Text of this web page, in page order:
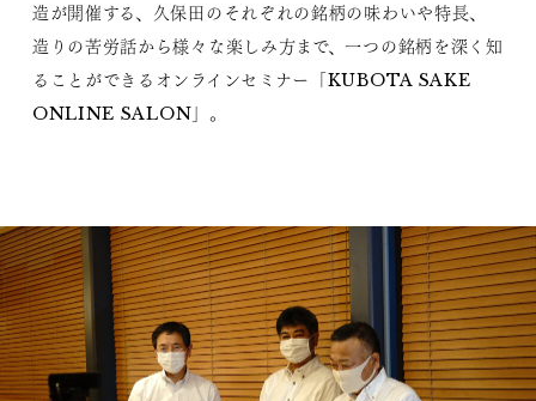
造が開催する、久保田のそれぞれの銘柄の味わいや特長、
造りの苦労話から様々な楽しみ方まで、一つの銘柄を深く知
ることができるオンラインセミナー「KUBOTA SAKE
ONLINE SALON」。